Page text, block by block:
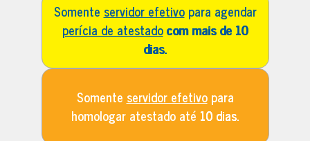
Somente servidor efetivo
para agendar
perícia de atestadocom mais de 10
dias.
Somente servidor efetivopara
homologar atestado até 10 dias.